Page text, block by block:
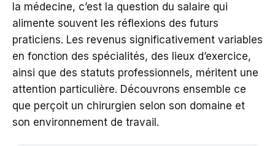
la médecine, c’est la question du salaire qui
alimente souvent les réflexions des futurs
praticiens. Les revenus significativement variables
en fonction des spécialités, des lieux d’exercice,
ainsi que des statuts professionnels, méritent une
attention particulière. Découvrons ensemble ce
que perçoit un chirurgien selon son domaine et
son environnement de travail.